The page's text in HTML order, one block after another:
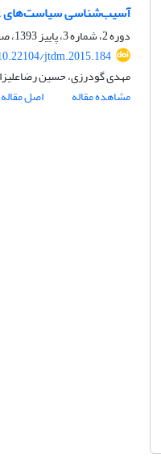
آسیب‌شناسی سیاست‌های
دوره 2، شماره 3، پاییز 1393، صفحه
jtdm.2015.184
مهدی گودرزی، حسین
مشاهده مقاله
اصل مقاله